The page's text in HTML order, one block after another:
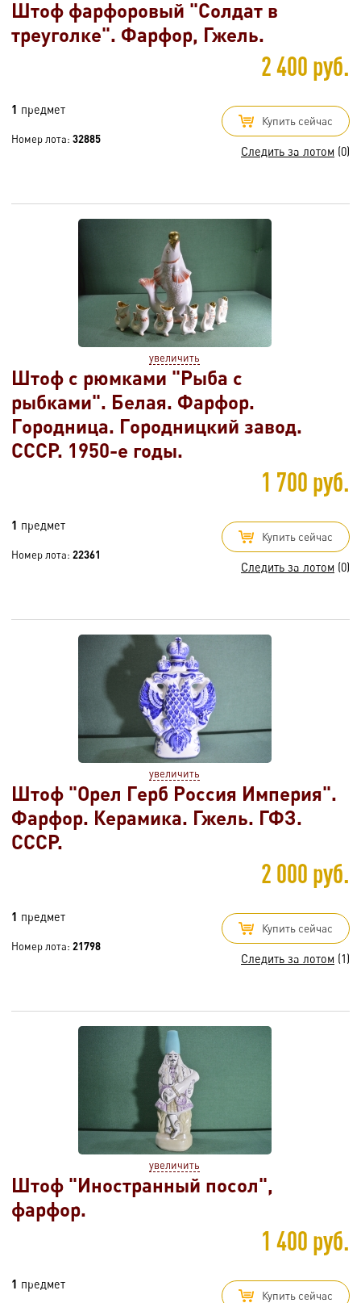
Штоф фарфоровый "Солдат в
треуголке". Фарфор, Гжель.
2 400 руб.
1 предмет
Номер лота: 32885
Купить сейчас
Следить за лотом (0)
увеличить
Штоф с рюмками "Рыба с
рыбками". Белая. Фарфор.
Городница. Городницкий завод.
СССР. 1950-е годы.
1 700 руб.
1 предмет
Номер лота: 22361
Купить сейчас
Следить за лотом (0)
увеличить
Штоф "Орел Герб Россия Империя".
Фарфор. Керамика. Гжель. ГФЗ.
СССР.
2 000 руб.
1 предмет
Номер лота: 21798
Купить сейчас
Следить за лотом (1)
увеличить
Штоф "Иностранный посол",
фарфор.
1 400 руб.
1 предмет
Купить сейчас